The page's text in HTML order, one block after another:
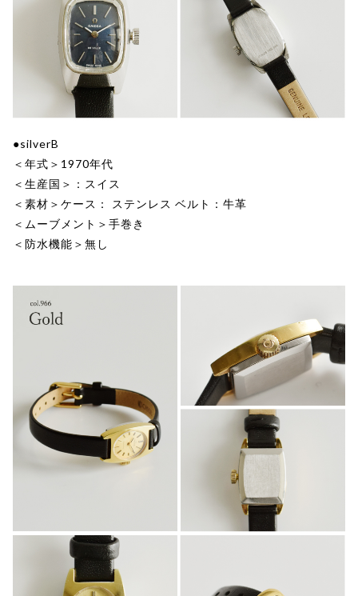
●silverB
＜年式＞1970年代
＜生産国＞：スイス
＜素材＞ケース： ステンレス ベルト：牛革
＜ムーブメント＞手巻き
＜防水機能＞無し